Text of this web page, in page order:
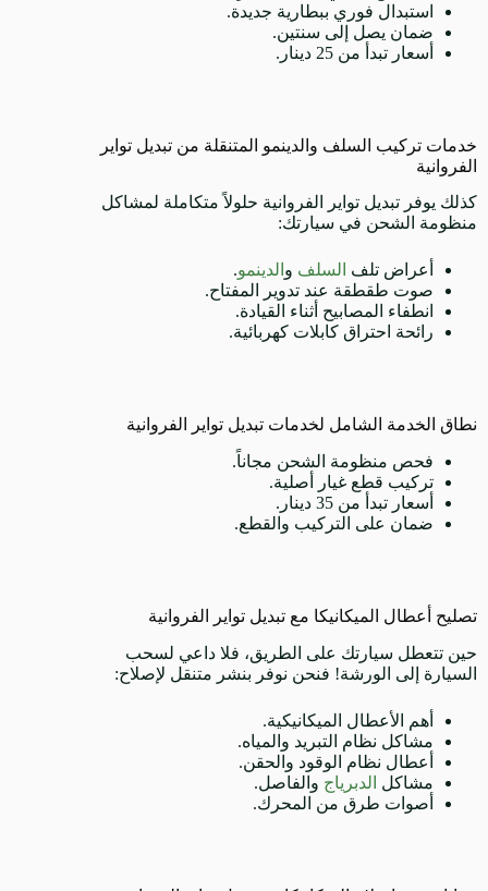
استبدال فوري ببطارية جديدة.
ضمان يصل إلى سنتين.
أسعار تبدأ من 25 دينار.
خدمات تركيب السلف والدينمو المتنقلة من تبديل تواير
الفروانية
كذلك يوفر تبديل تواير الفروانية حلولاً متكاملة لمشاكل
منظومة الشحن في سيارتك:
أعراض تلف السلف و الدينمو.
صوت طقطقة عند تدوير المفتاح.
انطفاء المصابيح أثناء القيادة.
رائحة احتراق كابلات كهربائية.
نطاق الخدمة الشامل لخدمات تبديل تواير الفروانية
فحص منظومة الشحن مجاناً.
تركيب قطع غيار أصلية.
أسعار تبدأ من 35 دينار.
ضمان على التركيب والقطع.
تصليح أعطال الميكانيكا مع تبديل تواير الفروانية
حين تتعطل سيارتك على الطريق، فلا داعي لسحب
السيارة إلى الورشة! فنحن نوفر بنشر متنقل لإصلاح:
أهم الأعطال الميكانيكية.
مشاكل نظام التبريد والمياه.
أعطال نظام الوقود والحقن.
مشاكل الدبرياج والفاصل.
أصوات طرق من المحرك.